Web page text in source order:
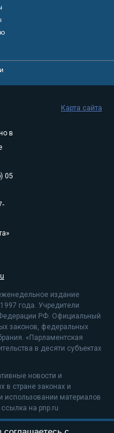
в
05
издание
года. Учредители
РФ. Официальный
законов, федеральных
«Парламентская
в десяти субъектах
новости и
стране законах и
использовании материалов
на pnp.ru
Карта сайта